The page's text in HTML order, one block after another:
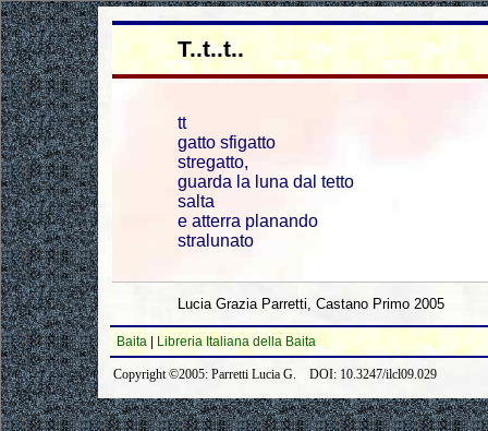
T..t..t..
tt
gatto sfigatto
stregatto,
guarda la luna dal tetto
salta
e atterra planando
stralunato
Lucia Grazia Parretti, Castano Primo 2005
Baita Libreria Italiana della Baita
Copyright ©2005: Parretti Lucia G. DOI: 10.3247/ilcl09.029